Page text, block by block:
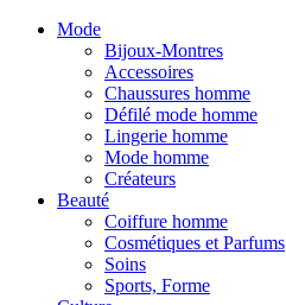
Mode
Bijoux-Montres
Accessoires
Chaussures homme
Défilé mode homme
Lingerie homme
Mode homme
Créateurs
Beauté
Coiffure homme
Cosmétiques et Parfums
Soins
Sports, Forme